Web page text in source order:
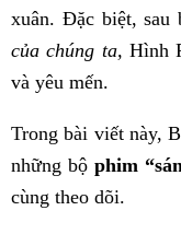
xuân. Đặc biệt, sau
của chúng ta, Hình
và yêu mến.
Trong bài viết này,
những bộ phim
cùng theo dõi.